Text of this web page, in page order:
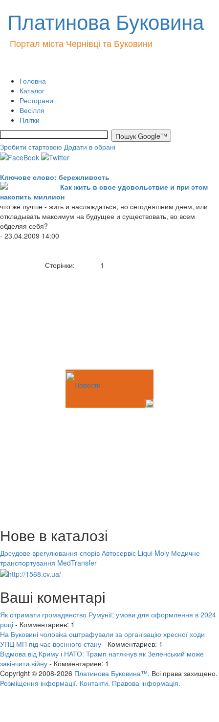
Платинова Буковина
Портал міста Чернівці та Буковини
Головна
Каталог
Ресторани
Весілля
Плітки
Зробити стартовою Додати в обрані
Ключове слово: бережливость
Как жить в свое удовольствие и при этом
накопить миллион
что же лучше - жить и наслаждаться, но сегодняшним днем, или
откладывать максимум на будущее и существовать, во всем
обделяя себя?
- 23.04.2009 14:00
Сторінки: 1
Новости
Нове в каталозі
Досудове врегулювання спорів Автосервіс Liqui Moly Медичне
транспортування MedTransfer
Ваші коментарі
Як отримати громадянство Румунії: умови для оформлення в 2024
році - Комментариев: 1
На Буковині чоловіка оштрафували за організацію хресної ходи
УПЦ МП під час воєнного стану - Комментариев: 1
Відмова від Криму і НАТО: Трамп натякнув як Зеленський може
закінчити війну - Комментариев: 1
Copyright © 2008-2026 Платинова Буковина™. Всі права захищено.
Розміщення інформації. Контакти. Правова інформація.